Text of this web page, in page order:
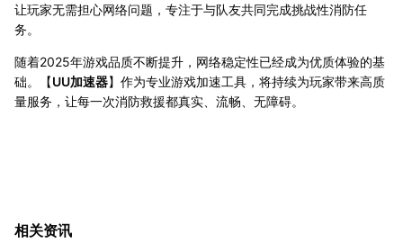
让玩家无需担心网络问题，专注于与队友共同完成挑战性消防任
务。
随着2025年游戏品质不断提升，网络稳定性已经成为优质体验的基
础。【UU加速器】作为专业游戏加速工具，将持续为玩家带来高质
量服务，让每一次消防救援都真实、流畅、无障碍。
相关资讯